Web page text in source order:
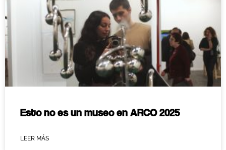
Esto no es un museo en ARCO 2025
LEER MÁS